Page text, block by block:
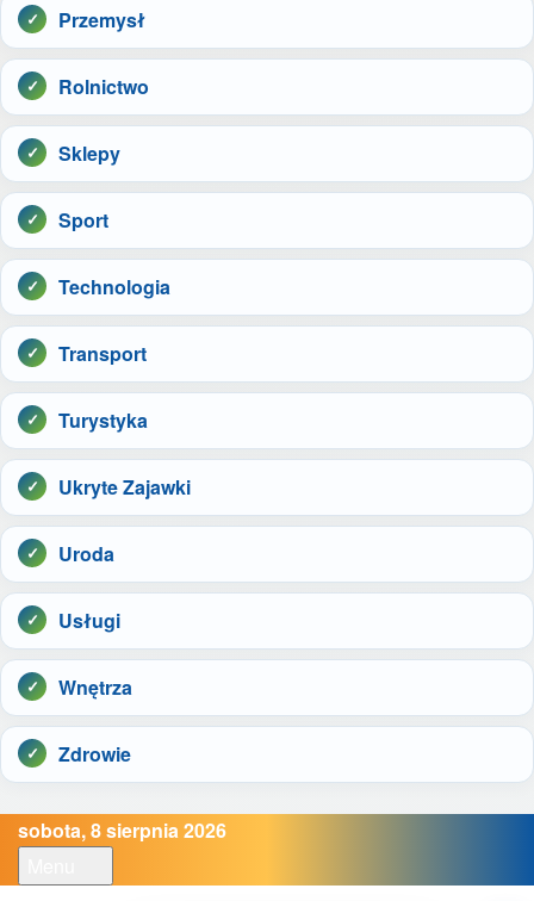
Przemysł
Rolnictwo
Sklepy
Sport
Technologia
Transport
Turystyka
Ukryte Zajawki
Uroda
Usługi
Wnętrza
Zdrowie
sobota, 8 sierpnia 2026